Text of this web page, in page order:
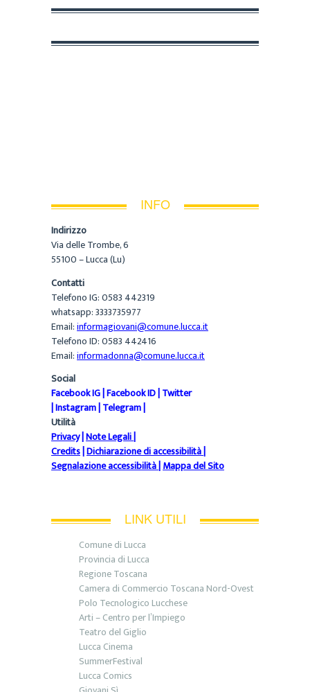
INFO
Indirizzo
Via delle Trombe, 6
55100 – Lucca (Lu)
Contatti
Telefono IG: 0583 442319
whatsapp: 3333735977
Email:informagiovani@comune.lucca.it
Telefono ID: 0583 442416
Email:informadonna@comune.lucca.it
Social
Facebook IG|Facebook ID|Twitter
|Instagram|Telegram|
Utilità
Privacy|Note Legali|
Credits|Dichiarazione di accessibilità|
Segnalazione accessibilità|Mappa del Sito
LINK UTILI
Comune di Lucca
Provincia di Lucca
Regione Toscana
Camera di Commercio Toscana Nord-Ovest
Polo Tecnologico Lucchese
Arti – Centro per l’Impiego
Teatro del Giglio
Lucca Cinema
SummerFestival
Lucca Comics